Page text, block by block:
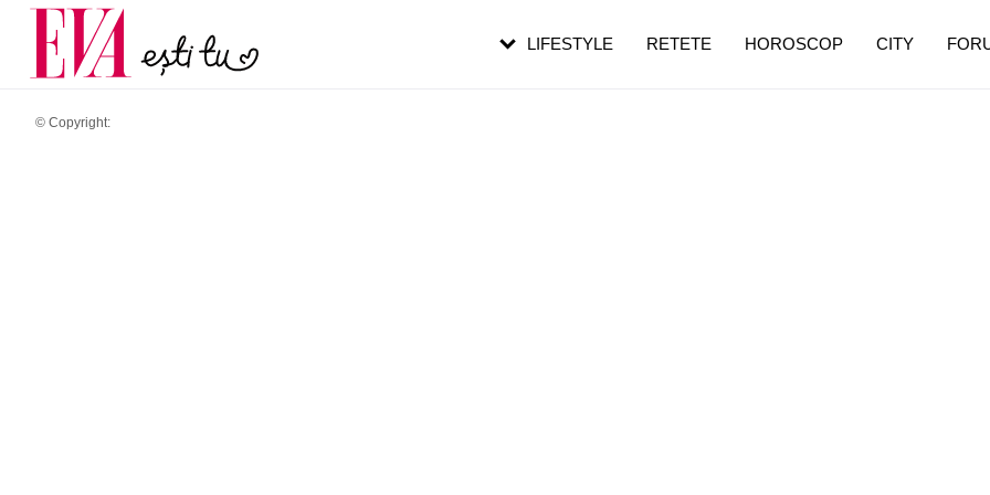
© Copyright:
LIFESTYLE RETETE HOROSCOP CITY
Carieră
Actualitate
pe măsură ce înaintezi în vârstă